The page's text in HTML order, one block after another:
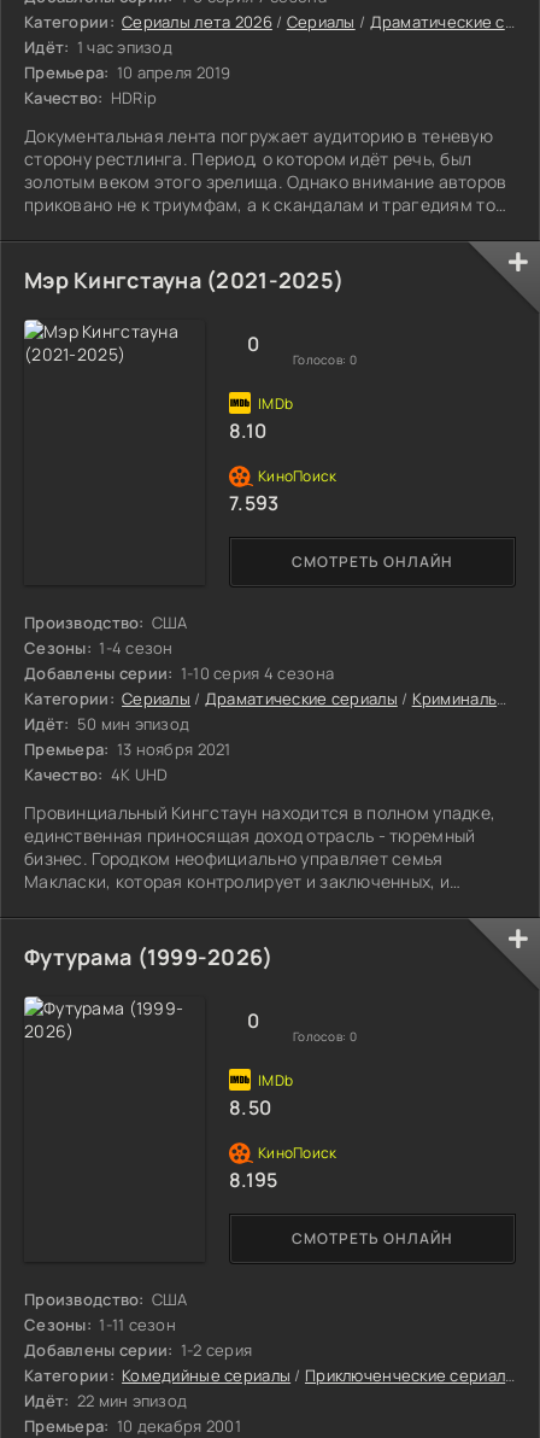
Категории: Сериалы лета 2026/ Сериалы / Драматические сериалы
Идёт: 1 час эпизод
Премьера: 10 апреля 2019
Качество: HDRip
Документальная лента погружает аудиторию в теневую
сторону рестлинга. Период, о котором идёт речь, был
золотым веком этого зрелища. Однако внимание авторов
приковано не к триумфам, а к скандалам и трагедиям той
Мэр Кингстауна (2021-2025)
Производство: США
Сезоны: 1-4 сезон
Добавлены серии: 1-10 серия 4 сезона
Категории: Сериалы / Драматические сериалы / Криминальные сериалы
Идёт: 50 мин эпизод
Премьера: 13 ноября 2021
Качество: 4K UHD
Провинциальный Кингстаун находится в полном упадке,
единственная приносящая доход отрасль - тюремный
бизнес. Городком неофициально управляет семья
Макласки, которая контролирует и заключенных, и
СМОТРЕТЬ ОНЛАЙН
0
Голосов: 0
8.10
7.593
Футурама (1999-2026)
Производство: США
Сезоны: 1-11 сезон
Добавлены серии: 1-2 серия
Категории: Комедийные сериалы / Приключенческие сериалы
Идёт: 22 мин эпизод
Премьера: 10 декабря 2001
СМОТРЕТЬ ОНЛАЙН
0
Голосов: 0
8.50
8.195